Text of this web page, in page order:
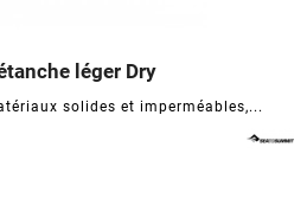
léger Dry
solides et imperméables,...
  